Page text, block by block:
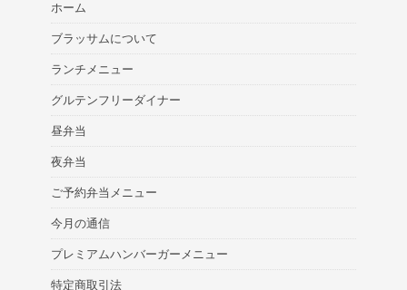
ホーム
ブラッサムについて
ランチメニュー
グルテンフリーダイナー
昼弁当
夜弁当
ご予約弁当メニュー
今月の通信
プレミアムハンバーガーメニュー
特定商取引法